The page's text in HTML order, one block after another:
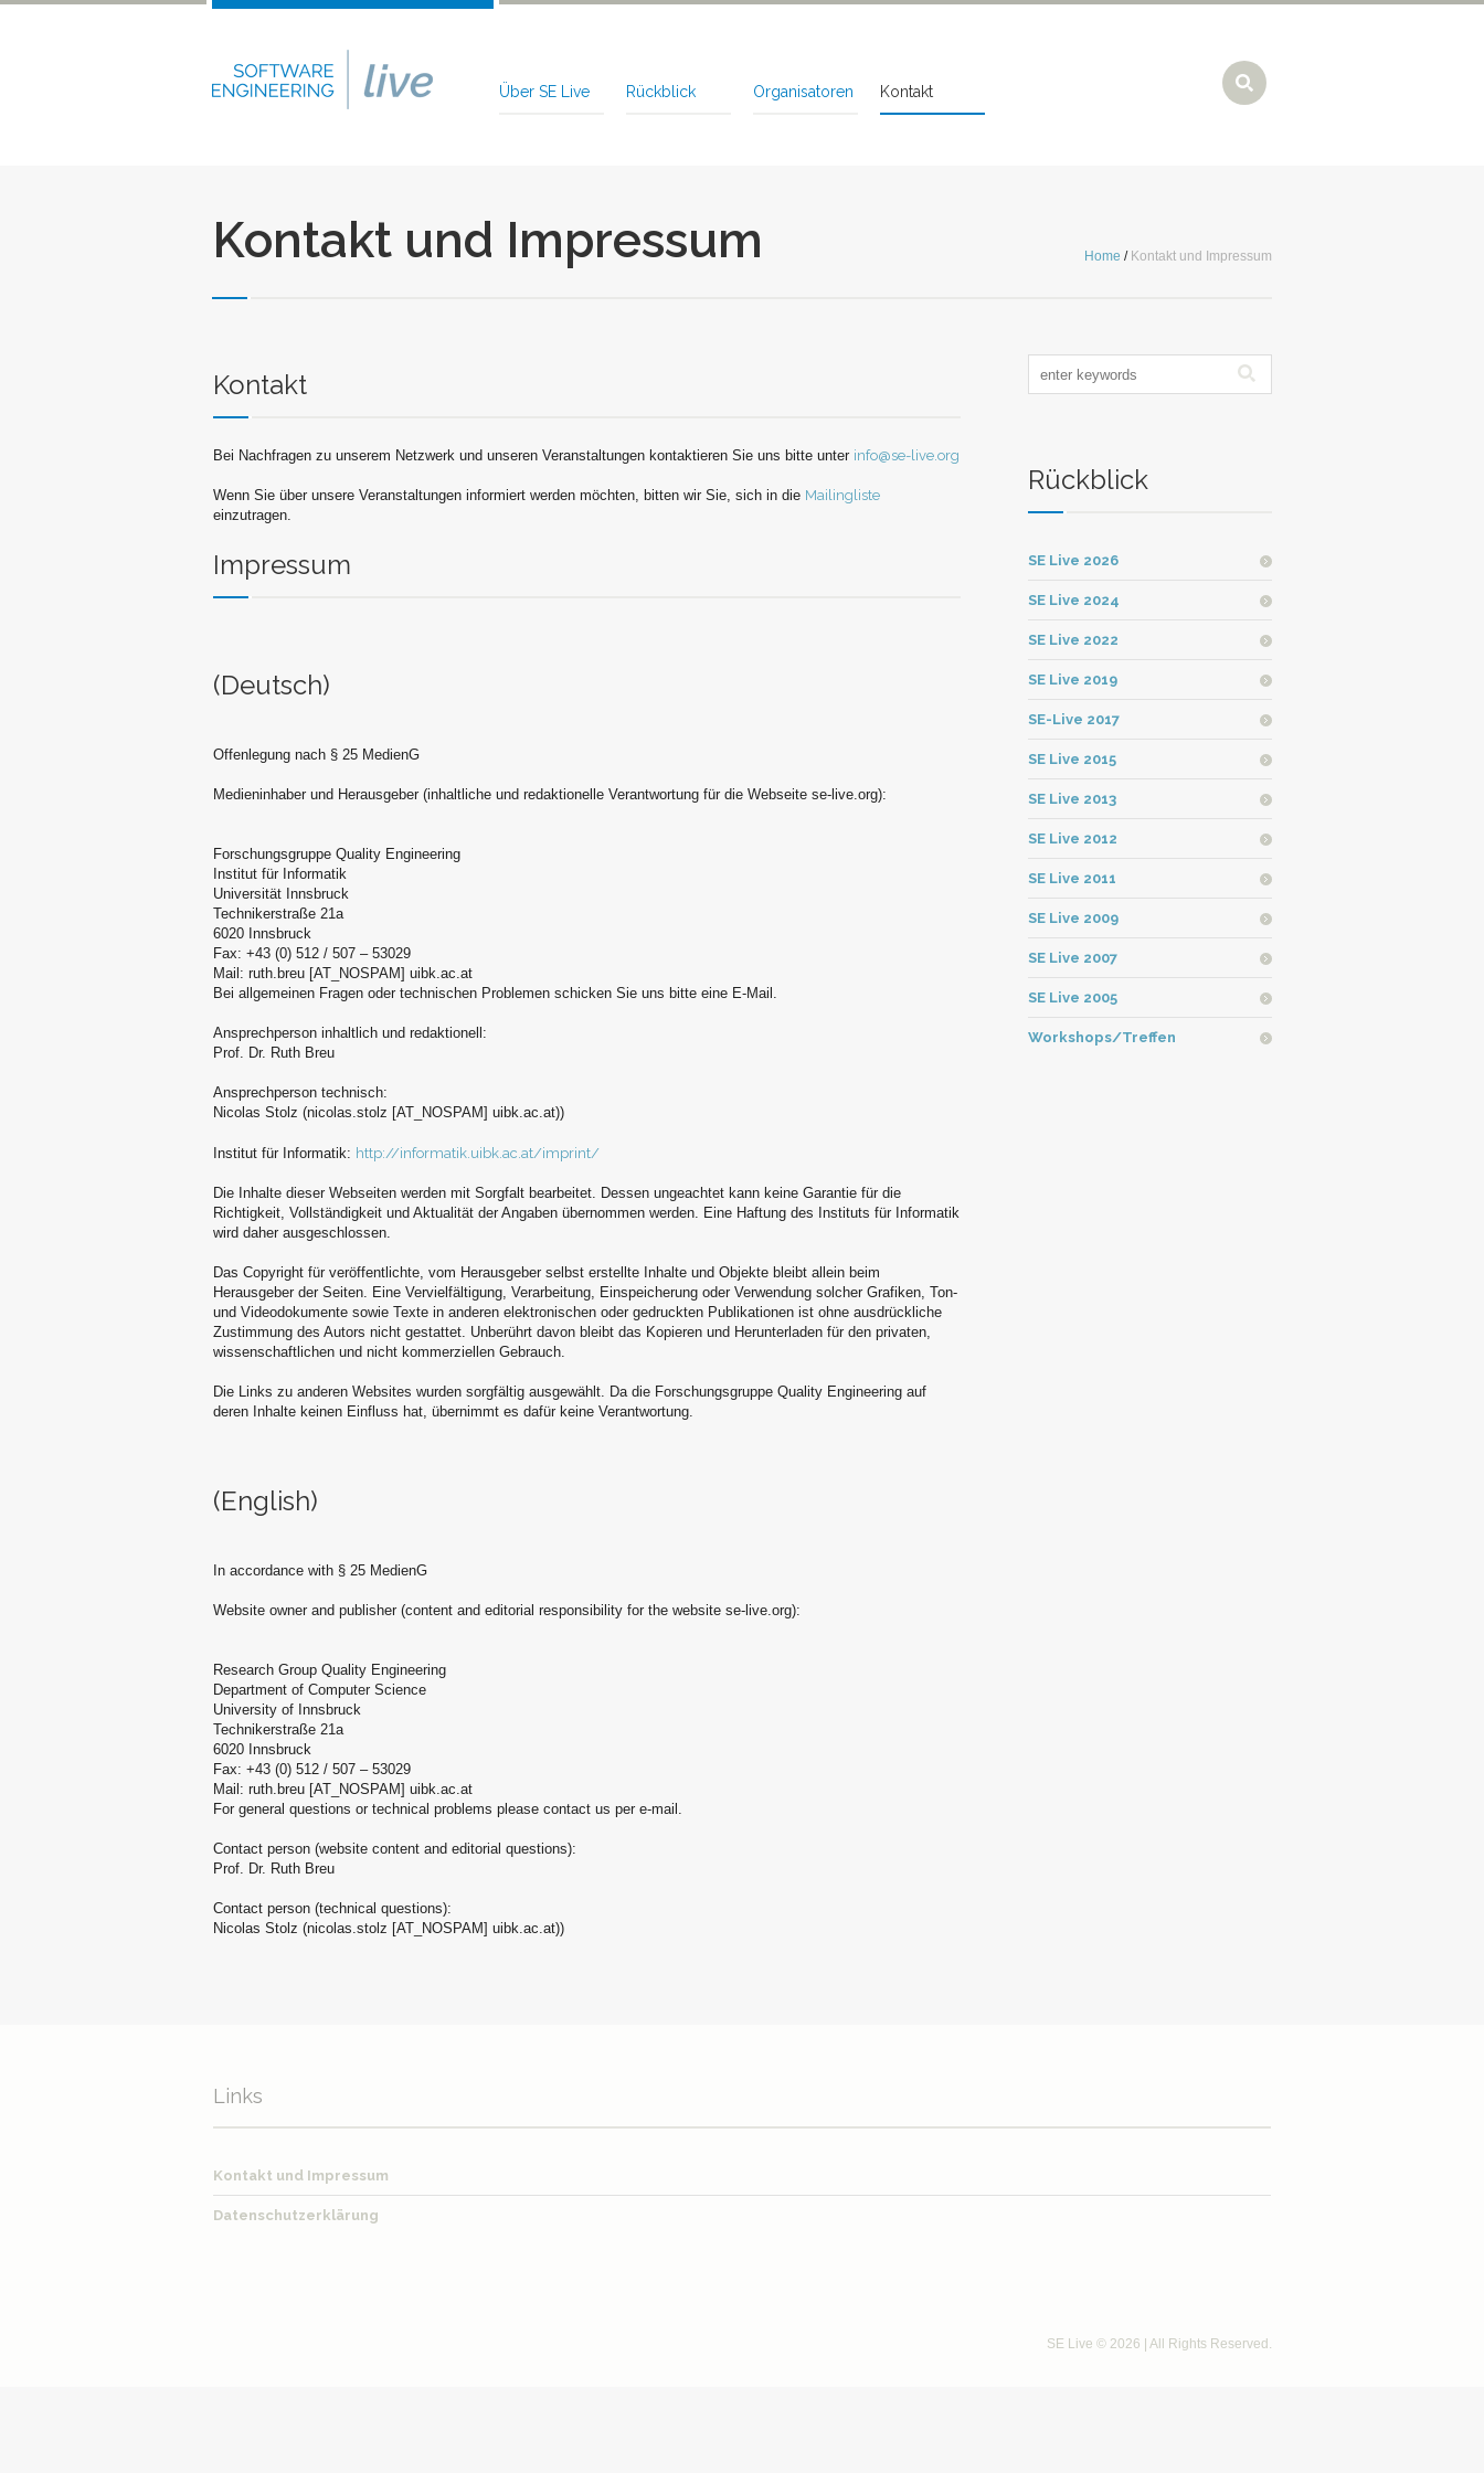
Über SE Live Rückblick Organisatoren Kontakt
Kontakt und Impressum Home / Kontakt und Impressum
Kontakt
Bei Nachfragen zu unserem Netzwerk und unseren Veranstaltungen kontaktieren Sie uns bitte unter info@se-live.org
Wenn Sie über unsere Veranstaltungen informiert werden möchten, bitten wir Sie, sich in die Mailingliste
einzutragen.
Impressum
(Deutsch)
Offenlegung nach § 25 MedienG
Medieninhaber und Herausgeber (inhaltliche und redaktionelle Verantwortung für die Webseite se-live.org):
Forschungsgruppe Quality Engineering
Institut für Informatik
Universität Innsbruck
Technikerstraße 21a
6020 Innsbruck
Fax: +43 (0) 512 / 507 – 53029
Mail: ruth.breu [AT_NOSPAM] uibk.ac.at
Bei allgemeinen Fragen oder technischen Problemen schicken Sie uns bitte eine E-Mail.
Ansprechperson inhaltlich und redaktionell:
Prof. Dr. Ruth Breu
Ansprechperson technisch:
Nicolas Stolz (nicolas.stolz [AT_NOSPAM] uibk.ac.at))
Institut für Informatik: http://informatik.uibk.ac.at/imprint/
Die Inhalte dieser Webseiten werden mit Sorgfalt bearbeitet. Dessen ungeachtet kann keine Garantie für die
Richtigkeit, Vollständigkeit und Aktualität der Angaben übernommen werden. Eine Haftung des Instituts für Informatik
wird daher ausgeschlossen.
Das Copyright für veröffentlichte, vom Herausgeber selbst erstellte Inhalte und Objekte bleibt allein beim
Herausgeber der Seiten. Eine Vervielfältigung, Verarbeitung, Einspeicherung oder Verwendung solcher Grafiken, Ton-
und Videodokumente sowie Texte in anderen elektronischen oder gedruckten Publikationen ist ohne ausdrückliche
Zustimmung des Autors nicht gestattet. Unberührt davon bleibt das Kopieren und Herunterladen für den privaten,
wissenschaftlichen und nicht kommerziellen Gebrauch.
Die Links zu anderen Websites wurden sorgfältig ausgewählt. Da die Forschungsgruppe Quality Engineering auf
deren Inhalte keinen Einfluss hat, übernimmt es dafür keine Verantwortung.
(English)
In accordance with § 25 MedienG
Website owner and publisher (content and editorial responsibility for the website se-live.org):
Research Group Quality Engineering
Department of Computer Science
University of Innsbruck
Technikerstraße 21a
6020 Innsbruck
Fax: +43 (0) 512 / 507 – 53029
Mail: ruth.breu [AT_NOSPAM] uibk.ac.at
For general questions or technical problems please contact us per e-mail.
Contact person (website content and editorial questions):
Prof. Dr. Ruth Breu
Contact person (technical questions):
Nicolas Stolz (nicolas.stolz [AT_NOSPAM] uibk.ac.at))
Rückblick
SE Live 2026
SE Live 2024
SE Live 2022
SE Live 2019
SE-Live 2017
SE Live 2015
SE Live 2013
SE Live 2012
SE Live 2011
SE Live 2009
SE Live 2007
SE Live 2005
Workshops/Treffen
Links
Kontakt und Impressum
Datenschutzerklärung
SE Live © 2026 | All Rights Reserved.